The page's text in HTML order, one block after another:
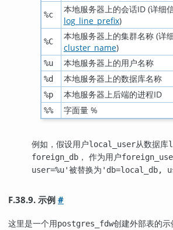
%c
本地服务器上的会话ID (详细
log_line_prefix)
%C
本地服务器上的集群名称 (详
cluster_name)
%u 本地服务器上的用户名称
%d 本地服务器上的数据库名称
%p 本地服务器上后端的进程ID
%% 字面量 %
例如，假设用户local_user从数据库
foreign_db ， 作为用户
user=%u'被替换为 'db=local_db,
F.38.9. 示例#
这里是一个用postgres_fdw创建外部表的示